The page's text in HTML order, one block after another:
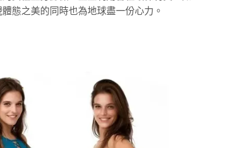
態之美的同時也為地球盡一份心力。